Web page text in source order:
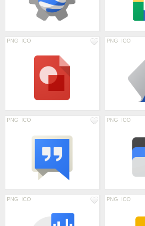
PNG ICO PNG ICO
PNG ICO PNG ICO
PNG ICO PNG ICO